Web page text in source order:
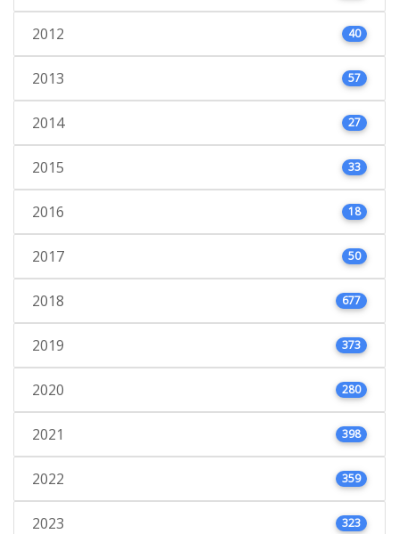
2012 40
2013 57
2014 27
2015 33
2016 18
2017 50
2018 677
2019 373
2020 280
2021 398
2022 359
2023 323